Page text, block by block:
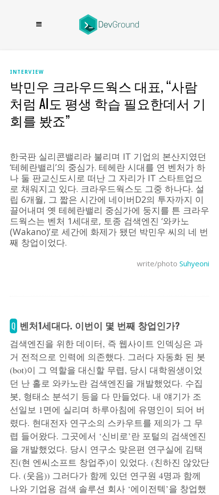
INTERVIEW
박민우 크라우드웍스 대표, “사람
처럼 AI도 평생 학습 필요한데서 기
회를 봤죠”
한국판 실리콘밸리라 불리며 IT 기업의 본산지였던
‘테헤란밸리’의 중심가. 테헤란 시대를 연 벤처가 하
나 둘 판교신도시로 떠난 그 자리가 IT 스타트업으
로 채워지고 있다. 크라우드웍스도 그중 하나다. 설
립 6개월, 그 짧은 시간에 네이버D2의 투자까지 이
끌어내며 옛 테헤란밸리 중심가에 둥지를 튼 크라우
드웍스는 벤처 1세대로, 토종 검색엔진 ‘와카노
(Wakano)’로 세간에 화제가 됐던 박민우 씨의 네 번
째 창업이었다.
write/photo Suhyeoni
Q 벤처1세대다. 이번이 몇 번째 창업인가?
검색엔진을 위한 데이터, 즉 웹사이트 인덱싱은 과
거 전적으로 인력에 의존했다. 그러다 자동화 된 봇
(bot)이 그 역할을 대신할 무렵, 당시 대학원생이었
던 난 홀로 와카노란 검색엔진을 개발했었다. 수집
봇, 형태소 분석기 등을 다 만들었다. 내 얘기가 조
선일보 1면에 실리며 하루아침에 유명인이 되어 버
렸다. 현대전자 연구소의 스카우트를 제의가 그 무
렵 들어왔다. 그곳에서 ‘신비로’란 포털의 검색엔진
을 개발했었다. 당시 연구소 맞은편 연구실에 김택
진(현 엔씨소프트 창업주)이 있었다. (친하진 않았단
다. (웃음)) 그러다가 함께 있던 연구원 4명과 함께
나와 기업용 검색 솔루션 회사 ‘에이전텍’을 창업했